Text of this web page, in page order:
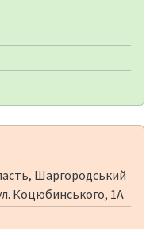
Шаргородський
Коцюбинського, 1А